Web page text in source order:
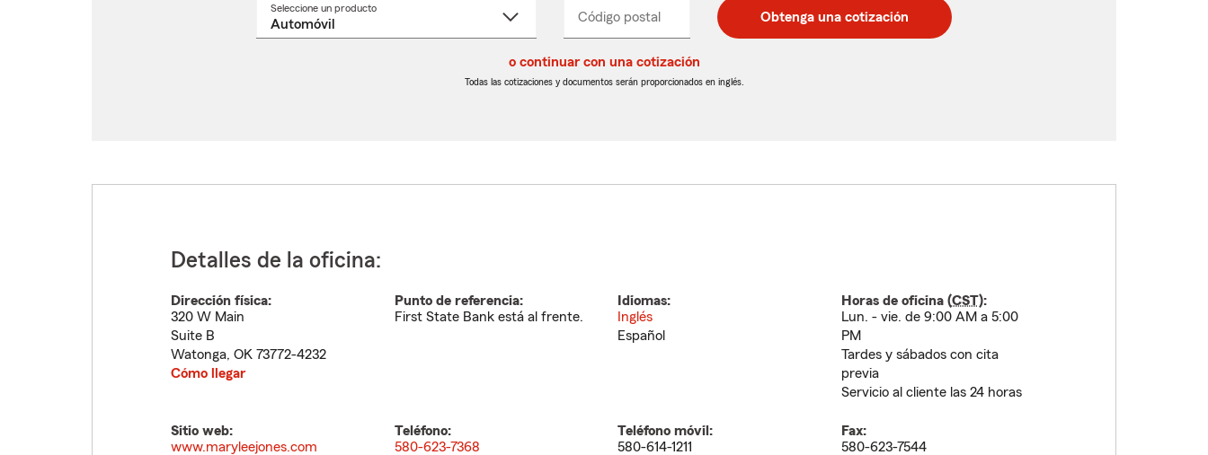
Seleccione un productoSeleccione
Código postal
postal
de
postal
de
_____ Obtenga una cotización
o continuar con una cotización
Todas las cotizaciones y documentos serán proporcionados en inglés.
Detalles de la oficina:
Dirección física:
320 W Main
Suite B
Watonga, OK 73772-4232
Cómo llegar
Punto de referencia:
First State Bank está al frente.
Idiomas:
Inglés
Español
Horas de oficina (CST):
Lun. - vie. de 9:00 AM a 5:00
PM
Tardes y sábados con cita
previa
Servicio al cliente las 24 horas
Sitio web:
www.maryleejones.com
Teléfono:
580-623-7368
Teléfono móvil:
580-614-1211
Fax:
580-623-7544